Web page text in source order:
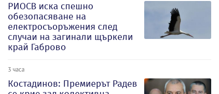
РИОСВ иска спешно
обезопасяване на
електросъоръжения след
случаи на загинали щъркели
край Габрово
3 часа
Костадинов: Премиерът Радев